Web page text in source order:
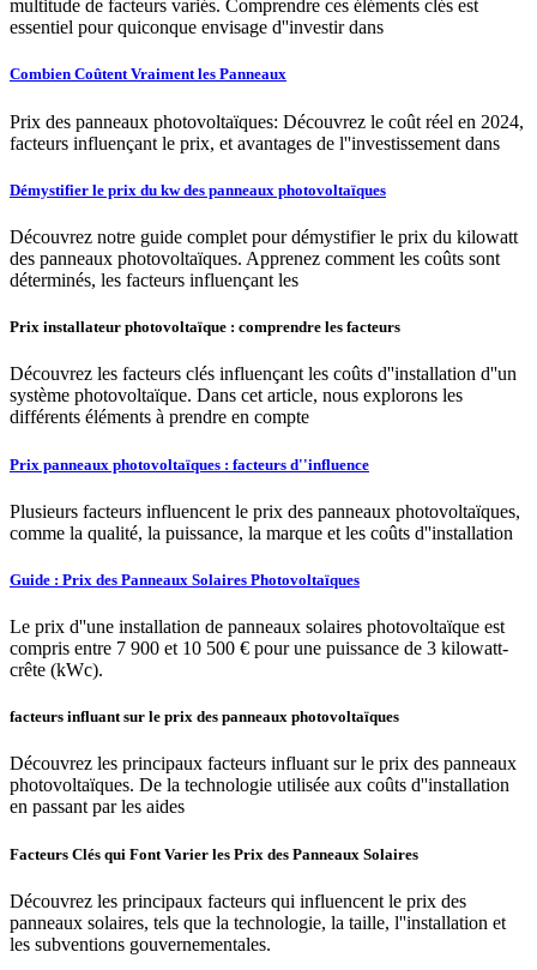
multitude de facteurs variés. Comprendre ces éléments clés est
essentiel pour quiconque envisage d''investir dans
Combien Coûtent Vraiment les Panneaux
Prix des panneaux photovoltaïques: Découvrez le coût réel en 2024,
facteurs influençant le prix, et avantages de l''investissement dans
Démystifier le prix du kw des panneaux photovoltaïques
Découvrez notre guide complet pour démystifier le prix du kilowatt
des panneaux photovoltaïques. Apprenez comment les coûts sont
déterminés, les facteurs influençant les
Prix installateur photovoltaïque : comprendre les facteurs
Découvrez les facteurs clés influençant les coûts d''installation d''un
système photovoltaïque. Dans cet article, nous explorons les
différents éléments à prendre en compte
Prix panneaux photovoltaïques : facteurs d''influence
Plusieurs facteurs influencent le prix des panneaux photovoltaïques,
comme la qualité, la puissance, la marque et les coûts d''installation
Guide : Prix des Panneaux Solaires Photovoltaïques
Le prix d''une installation de panneaux solaires photovoltaïque est
compris entre 7 900 et 10 500 € pour une puissance de 3 kilowatt-
crête (kWc).
facteurs influant sur le prix des panneaux photovoltaïques
Découvrez les principaux facteurs influant sur le prix des panneaux
photovoltaïques. De la technologie utilisée aux coûts d''installation
en passant par les aides
Facteurs Clés qui Font Varier les Prix des Panneaux Solaires
Découvrez les principaux facteurs qui influencent le prix des
panneaux solaires, tels que la technologie, la taille, l''installation et
les subventions gouvernementales.